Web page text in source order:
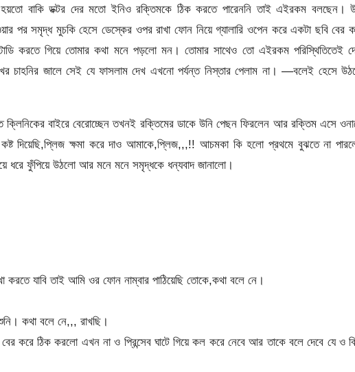
হয়তো বাকি ডক্টর দের মতো ইনিও রক্তিমকে ঠিক করতে পারেননি তাই এইরকম বলছেন।
পর সমৃদ্ধ মুচকি হেসে ডেস্কের ওপর রাখা ফোন নিয়ে গ্যালারি ওপেন করে একটা ছবি বের
করতে গিয়ে তোমার কথা মনে পড়লো মন। তোমার সাথেও তো এইরকম পরিস্থিতিতেই
চাহনির জালে সেই যে ফাসলাম দেখ এখনো পর্যন্ত নিস্তার পেলাম না। —বলেই হেসে
ক্লিনিকের বাইরে বেরোচ্ছেন তখনই রক্তিমের ডাকে উনি পেছন ফিরলেন আর রক্তিম এসে
দিয়েছি,প্লিজ ক্ষমা করে দাও আমাকে,প্লিজ,,,!! আচমকা কি হলো প্রথমে বুঝতে না
ধরে ফুঁপিয়ে উঠলো আর মনে মনে সমৃদ্ধকে ধন্যবাদ জানালো।
যাবি তাই আমি ওর ফোন নাম্বার পাঠিয়েছি তোকে,কথা বলে নে।
কথা বলে নে,,, রাখছি।
ঠিক করলো এখন না ও প্রিন্সেব ঘাটে গিয়ে কল করে নেবে আর তাকে বলে দেবে যে ও